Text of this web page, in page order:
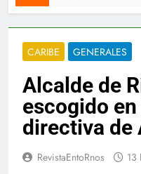
CARIBE GENERALES
Alcalde de
escogido
directiva de
RevistaEntoRnos 13